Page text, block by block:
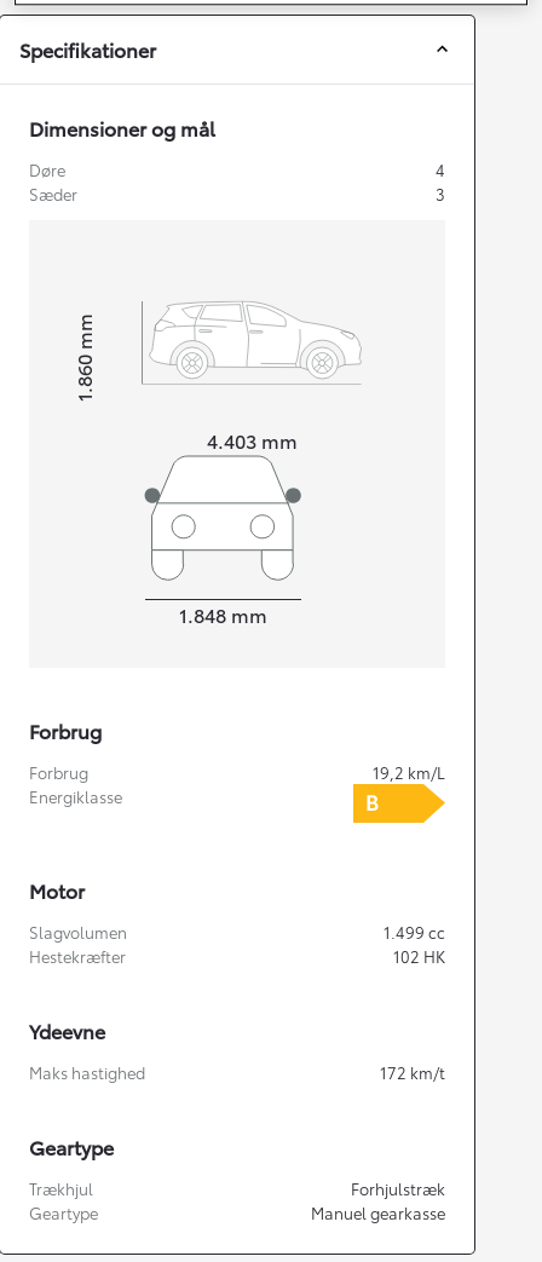
Specifikationer
Dimensioner og mål
Døre
4
Sæder
3
4.403 mm
Højt1.860
mm
1.848 mm
Forbrug
Forbrug 19,2 km/L
Energiklasse
Motor
Slagvolumen 1.499 cc
Hestekræfter
102 HK
Ydeevne
Maks hastighed 172 km/t
Geartype
Trækhjul
Forhjulstræk
Geartype
Manuel gearkasse